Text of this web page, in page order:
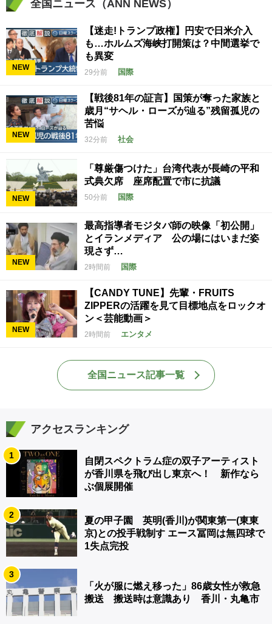
全国ニュース（ANN NEWS）
NEW
【迷走!トランプ政権】円安で日米介入
も…ホルムズ海峡打開策は？中間選挙で
も異変
29分前 国際
NEW
【戦後81年の証言】国策が奪った家族と
歳月“サヘル・ローズが辿る”残留孤児の
苦悩
32分前 社会
NEW
「尊厳傷つけた」台湾代表が長崎の平和
式典欠席 座席配置で市に抗議
50分前 国際
NEW
最高指導者モジタバ師の映像「初公開」
とイランメディア 公の場にはいまだ姿
現さず…
2時間前 国際
NEW
【CANDY TUNE】先輩・FRUITS
ZIPPERの活躍を見て目標地点をロックオ
ン＜芸能動画＞
2時間前 エンタメ
全国ニュース記事一覧
アクセスランキング
1
自閉スペクトラム症の双子アーティスト
が香川県を飛び出し東京へ！ 新作なら
ぶ個展開催
2
夏の甲子園 英明(香川)が関東第一(東東
京)との投手戦制す エース冨岡は無四球で
1失点完投
3
「火が服に燃え移った」86歳女性が救急
搬送 搬送時は意識あり 香川・丸亀市